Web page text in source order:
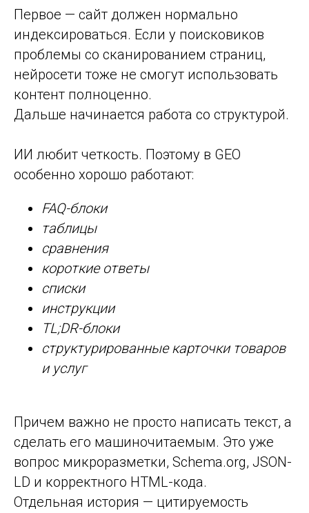
Первое — сайт должен нормально
индексироваться. Если у поисковиков
проблемы со сканированием страниц,
нейросети тоже не смогут использовать
контент полноценно.
Дальше начинается работа со структурой.
ИИ любит четкость. Поэтому в GEO
особенно хорошо работают:
FAQ-блоки
таблицы
сравнения
короткие ответы
списки
инструкции
TL;DR-блоки
структурированные карточки товаров
и услуг
Причем важно не просто написать текст, а
сделать его машиночитаемым. Это уже
вопрос микроразметки, Schema.org, JSON-
LD и корректного HTML-кода.
Отдельная история — цитируемость